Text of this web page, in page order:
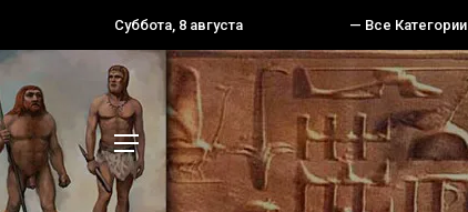
Суббота, 8 августа — Все Категории